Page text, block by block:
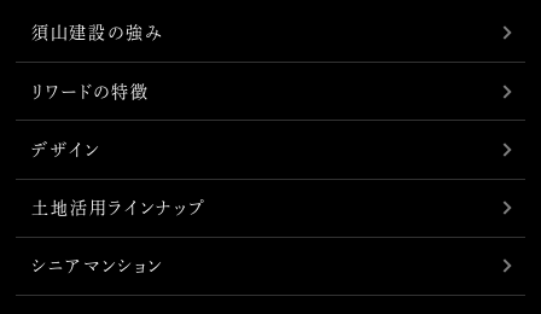
須山建設の強み
リワードの特徴
デザイン
土地活用ラインナップ
シニアマンション